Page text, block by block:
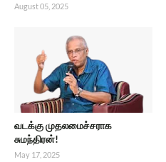
August 05, 2025
வடக்கு முதலமைச்சராக
சுமந்திரன்!
May 17, 2025